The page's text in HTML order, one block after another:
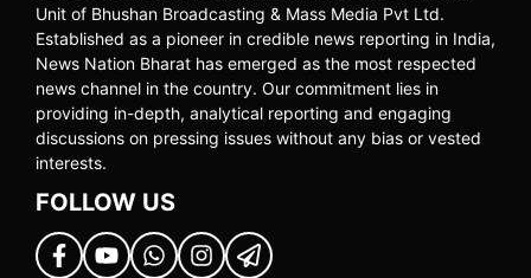
Unit of Bhushan Broadcasting & Mass Media Pvt Ltd.
Established as a pioneer in credible news reporting in India,
News Nation Bharat has emerged as the most respected
news channel in the country. Our commitment lies in
providing in-depth, analytical reporting and engaging
discussions on pressing issues without any bias or vested
interests.
FOLLOW US